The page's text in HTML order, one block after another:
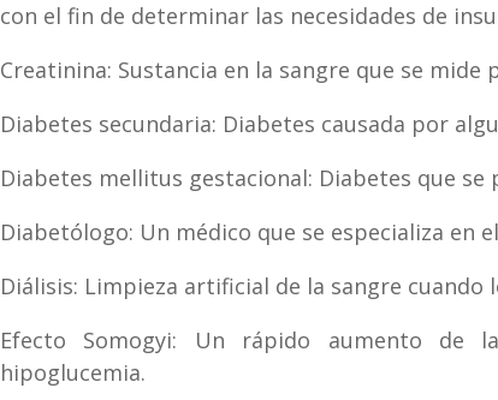
con el fin de determinar las necesidades de
Creatinina: Sustancia en la sangre que se
Diabetes secundaria: Diabetes causada​ por
Diabetes mellitus gestacional: Diabetes que
Diabetólogo: Un médico que se especializa en
Diálisis: Limpieza artificial de la sangre
Efecto Somogyi: Un rápido aumento de
hipoglucemia.